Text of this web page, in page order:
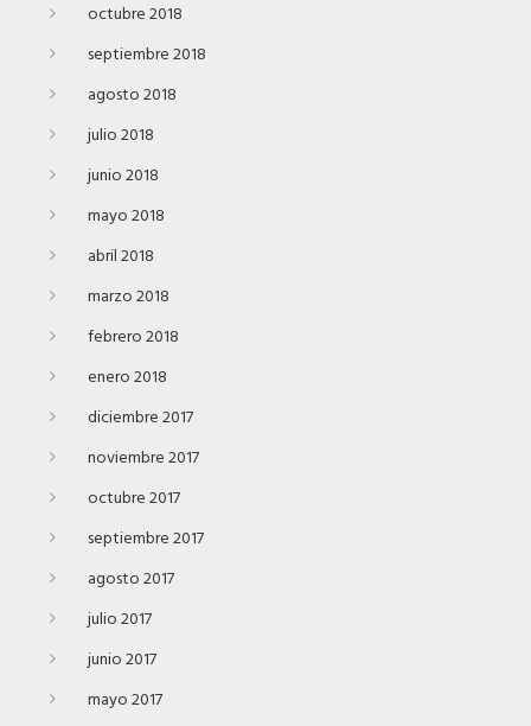
octubre 2018
septiembre 2018
agosto 2018
julio 2018
junio 2018
mayo 2018
abril 2018
marzo 2018
febrero 2018
enero 2018
diciembre 2017
noviembre 2017
octubre 2017
septiembre 2017
agosto 2017
julio 2017
junio 2017
mayo 2017